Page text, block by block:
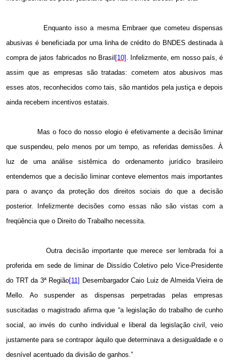
Enquanto isso a mesma Embraer que cometeu dispensas
abusivas é beneficiada por uma linha de crédito do BNDES destinada à
compra de jatos fabricados no Brasil [10] . Infelizmente, em nosso país, é
assim que as empresas são tratadas: cometem atos abusivos mas
esses atos, reconhecidos como tais, são mantidos pela justiça e depois
ainda recebem incentivos estatais.
Mas o foco do nosso elogio é efetivamente a decisão liminar
que suspendeu, pelo menos por um tempo, as referidas demissões. À
luz de uma análise sistêmica do ordenamento jurídico brasileiro
entendemos que a decisão liminar conteve elementos mais importantes
para o avanço da proteção dos direitos sociais do que a decisão
posterior. Infelizmente decisões como essas não são vistas com a
freqüência que o Direito do Trabalho necessita.
Outra decisão importante que merece ser lembrada foi a
proferida em sede de liminar de Dissídio Coletivo pelo Vice-Presidente
do TRT da 3ª Região[11] DesembargadorCaio Luiz de Almeida Vieira de
Mello. Ao suspender as dispensas perpetradas pelas empresas
suscitadas o magistrado afirma que “a legislação do trabalho de cunho
social, ao invés do cunho individual e liberal da legislação civil, veio
justamente para se contrapor àquilo que determinava a desigualdade e o
desnível acentuado da divisão de ganhos.”